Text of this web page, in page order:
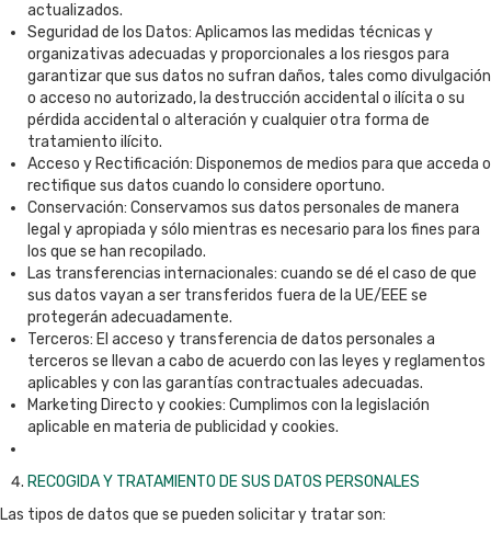
actualizados.
Seguridad de los Datos: Aplicamos las medidas técnicas y
organizativas adecuadas y proporcionales a los riesgos para
garantizar que sus datos no sufran daños, tales como divulgación
o acceso no autorizado, la destrucción accidental o ilícita o su
pérdida accidental o alteración y cualquier otra forma de
tratamiento ilícito.
Acceso y Rectificación: Disponemos de medios para que acceda o
rectifique sus datos cuando lo considere oportuno.
Conservación: Conservamos sus datos personales de manera
legal y apropiada y sólo mientras es necesario para los fines para
los que se han recopilado.
Las transferencias internacionales: cuando se dé el caso de que
sus datos vayan a ser transferidos fuera de la UE/EEE se
protegerán adecuadamente.
Terceros: El acceso y transferencia de datos personales a
terceros se llevan a cabo de acuerdo con las leyes y reglamentos
aplicables y con las garantías contractuales adecuadas.
Marketing Directo y cookies: Cumplimos con la legislación
aplicable en materia de publicidad y cookies.
RECOGIDA Y TRATAMIENTO DE SUS DATOS PERSONALES
Las tipos de datos que se pueden solicitar y tratar son: